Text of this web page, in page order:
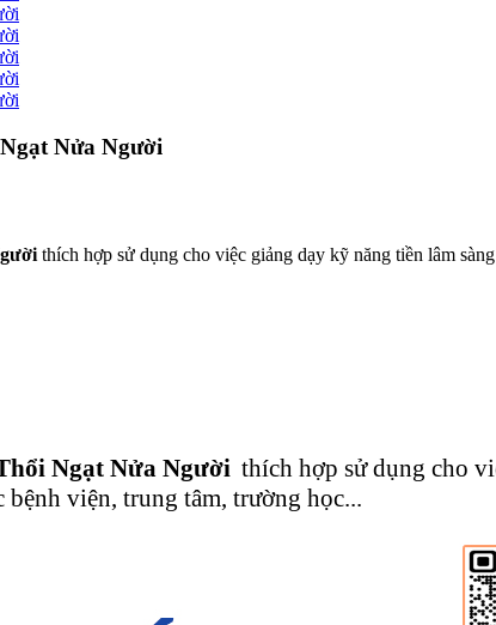
Nửa Người
thích hợp sử dụng cho việc giảng dạy kỹ năng tiền lâm
Ngạt Nửa Người thích hợp sử dụng cho
bệnh viện, trung tâm, trường học...